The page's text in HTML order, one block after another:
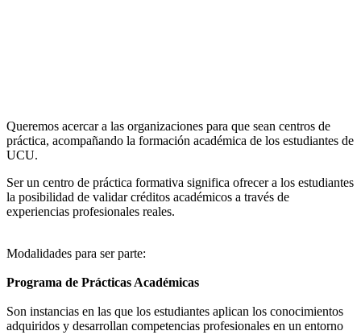
Queremos acercar a las organizaciones para que sean centros de
práctica, acompañando la formación académica de los estudiantes de
UCU.
Ser un centro de práctica formativa significa ofrecer a los estudiantes
la posibilidad de validar créditos académicos a través de
experiencias profesionales reales.
Modalidades para ser parte:
Programa de Prácticas Académicas
Son instancias en las que los estudiantes aplican los conocimientos
adquiridos y desarrollan competencias profesionales en un entorno